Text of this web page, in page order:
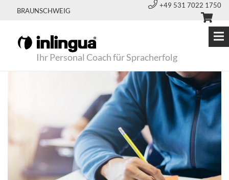
BRAUNSCHWEIG
+49 531 7022 1750
Ihr Personal Coach für Spracherfolg